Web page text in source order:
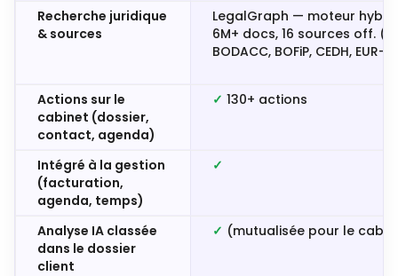
Recherche juridique
& sources
LegalGraph — moteur
6M+ docs, 16 sources off.
BODACC, BOFiP, CEDH, EUR-
Actions sur le
cabinet (dossier,
contact, agenda)
✓ 130+ actions
Intégré à la gestion
(facturation,
agenda, temps)
✓
Analyse IA classée
dans le dossier
client
✓ (mutualisée pour le